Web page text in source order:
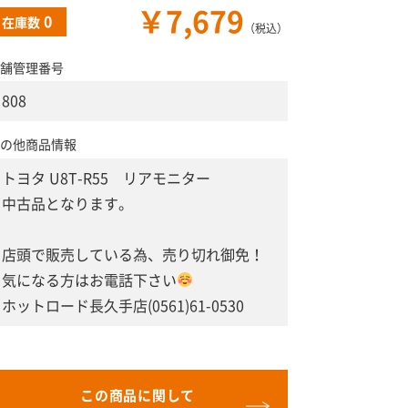
在庫数 0 ￥7,679 （税込）
管理番号
808
他商品情報
トヨタ U8T-R55 リアモニター
中古品となります。
店頭で販売している為、売り切れ御免！
気になる方はお電話下さい
ホットロード長久手店(0561)61-0530
この商品に関して